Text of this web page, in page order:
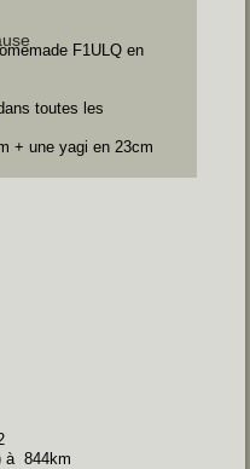
F1ULQen
toutes les
+ une yagi en 23cm
à 844km